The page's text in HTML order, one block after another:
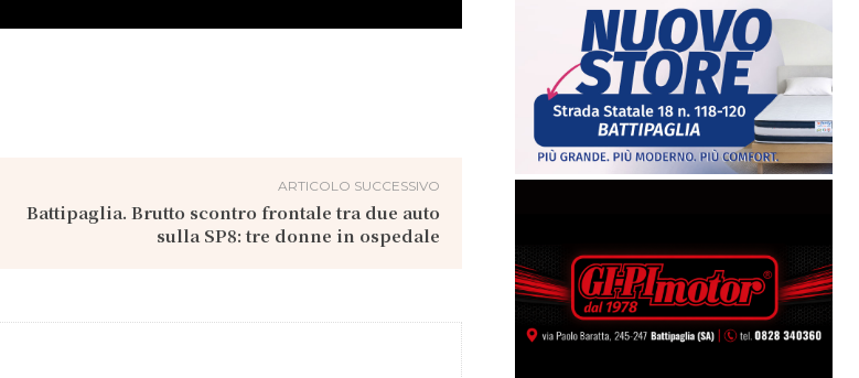
ARTICOLO SUCCESSIVO
Battipaglia. Brutto scontro frontale tra due auto
sulla SP8: tre donne in ospedale